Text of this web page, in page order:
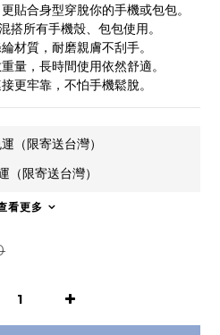
貼合身型穿脫你的手機或包包。
所有手機殼、包包使用。
材質，耐磨親膚不刮手。
量，長時間使用依然舒適。
更牢靠，不怕手機鬆脫。
（限寄送台灣）
限寄送台灣）
看更多